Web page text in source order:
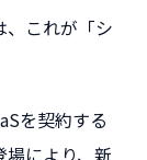
これが「シ
を契約する
により、新